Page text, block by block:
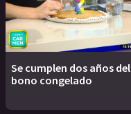
Se cumplen dos años del
bono congelado